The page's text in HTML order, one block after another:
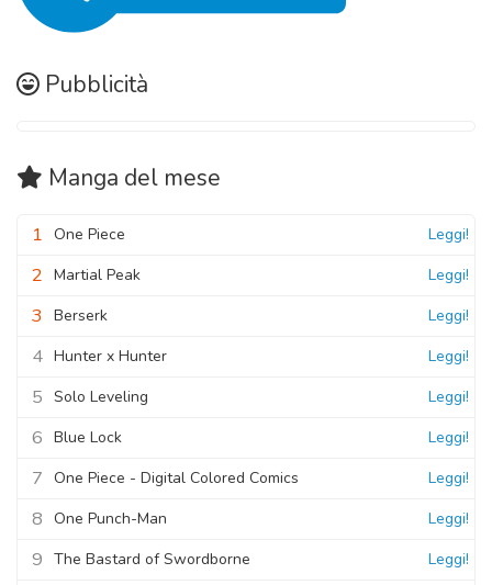
Pubblicità
Manga del mese
1 One Piece Leggi!
2 Martial Peak Leggi!
3 Berserk Leggi!
4 Hunter x Hunter Leggi!
5 Solo Leveling Leggi!
6 Blue Lock Leggi!
7 One Piece - Digital Colored Comics Leggi!
8 One Punch-Man Leggi!
9 The Bastard of Swordborne Leggi!